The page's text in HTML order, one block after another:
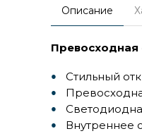
Описание
Превосходная
Стильный
Внутреннее